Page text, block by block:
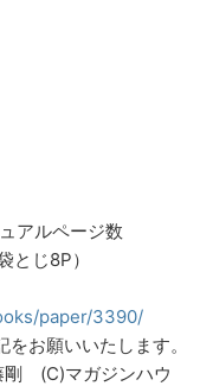
アルページ数
とじ8P）
paper/3390/
お願いいたします。
剛 (C)マガジンハウ